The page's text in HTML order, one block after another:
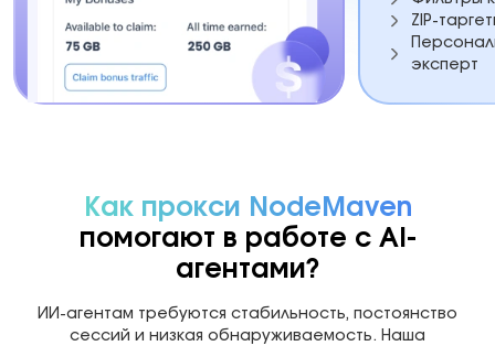
ZIP-
эксперт
Как прокси NodeMaven
помогают в работе с AI-
агентами?
ИИ-агентам требуются стабильность, постоянство
сессий и низкая обнаруживаемость. Наша